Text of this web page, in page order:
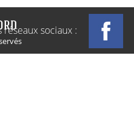
sociaux :